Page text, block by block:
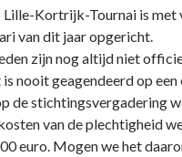
Lille-Kortrijk-Tournai is met
van dit jaar opgericht.
zijn nog altijd niet
nooit geagendeerd op een
de stichtingsvergadering
van de plechtigheid
euro. Mogen we het